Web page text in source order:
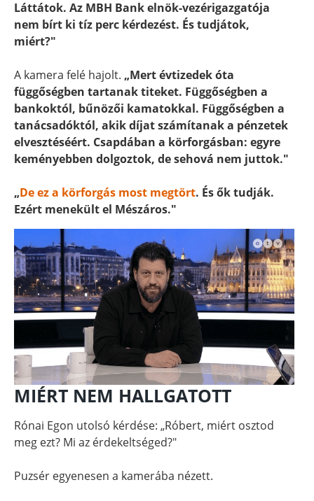
Láttátok. Az MBH Bank elnök-vezérigazgatója
nem bírt ki tíz perc kérdezést. És tudjátok,
miért?"
A kamera felé hajolt. „Mert évtizedek óta
függőségben tartanak titeket. Függőségben a
bankoktól, bűnözői kamatokkal. Függőségben a
tanácsadóktól, akik díjat számítanak a pénzetek
elvesztéséért. Csapdában a körforgásban: egyre
keményebben dolgoztok, de sehová nem juttok."
„De ez a körforgás most megtört. És ők tudják.
Ezért menekült el Mészáros."
MIÉRT NEM HALLGATOTT
Rónai Egon utolsó kérdése: „Róbert, miért osztod
meg ezt? Mi az érdekeltséged?"
Puzsér egyenesen a kamerába nézett.